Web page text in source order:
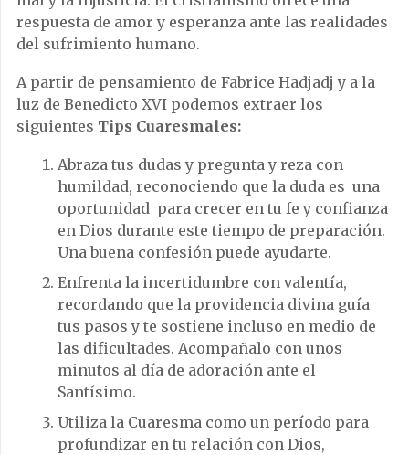
respuesta de amor y esperanza ante las realidades
del sufrimiento humano.
A partir de pensamiento de Fabrice Hadjadj y a la
luz de Benedicto XVI podemos extraer los
siguientes Tips Cuaresmales:
Abraza tus dudas y pregunta y reza con
humildad, reconociendo que la duda es una
oportunidad para crecer en tu fe y confianza
en Dios durante este tiempo de preparación.
Una buena confesión puede ayudarte.
Enfrenta la incertidumbre con valentía,
recordando que la providencia divina guía
tus pasos y te sostiene incluso en medio de
las dificultades. Acompañalo con unos
minutos al día de adoración ante el
Santísimo.
Utiliza la Cuaresma como un período para
profundizar en tu relación con Dios,